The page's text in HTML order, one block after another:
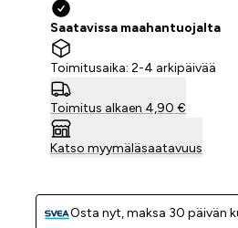
Saatavissa maahantuojalta
Toimitusaika: 2-4 arkipäivää
Toimitus alkaen 4,90 €
Katso myymäläsaatavuus
Osta nyt, ­maksa 30 päivän